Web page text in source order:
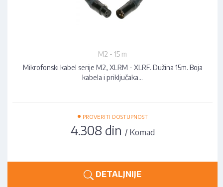
M2 - 15 m
Mikrofonski kabel serije M2, XLRM - XLRF. Dužina 15m. Boja
kabela i priključaka…
• PROVERITI DOSTUPNOST
4.308 din / Komad
DETALJNIJE